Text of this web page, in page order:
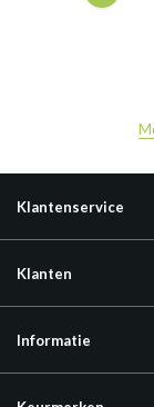
Klantenservice
Klanten
Informatie